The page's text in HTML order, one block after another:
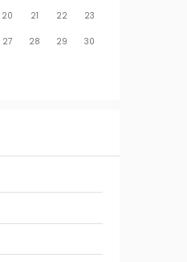
20 21 22 23
27 28 29 30